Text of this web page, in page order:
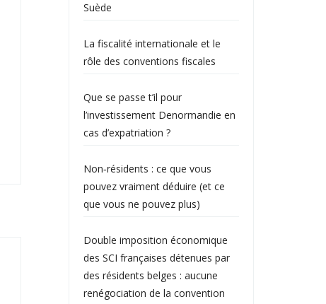
Suède
La fiscalité internationale et le
rôle des conventions fiscales
Que se passe t’il pour
l’investissement Denormandie en
cas d’expatriation ?
Non‑résidents : ce que vous
pouvez vraiment déduire (et ce
que vous ne pouvez plus)
Double imposition économique
des SCI françaises détenues par
des résidents belges : aucune
renégociation de la convention